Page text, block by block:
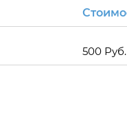
500 Руб.